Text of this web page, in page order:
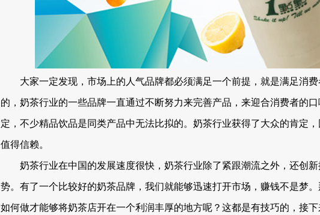
大家一定发现，市场上的人气品牌都必须满足一个前提，就是满足消
的，奶茶行业的一些品牌一直通过不断努力来完善产品，来迎合消费者的
定，不少精品饮品是同类产品中无法比拟的。奶茶行业获得了大众的肯定
值得信赖。
奶茶行业在中国的发展速度很快，奶茶行业除了紧跟潮流之外，还创
势。有了一个比较好的奶茶品牌，我们就能够迅速打开市场，赚钱不是梦
如何做才能够将奶茶店开在一个利润丰厚的地方呢？这都是有技巧的，接